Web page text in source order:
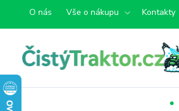
O nás Vše o nákupu Kontakty